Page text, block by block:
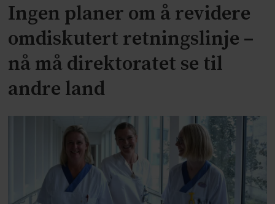
Ingen planer om å revidere
omdiskutert retningslinje –
nå må direktoratet se til
andre land